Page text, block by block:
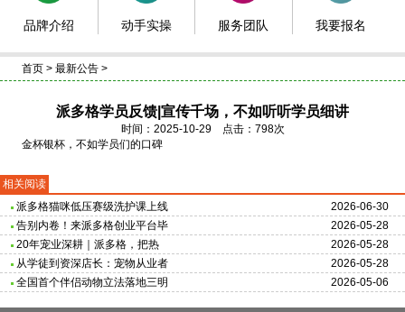
品牌介绍 动手实操 服务团队 我要报名
首页 > 最新公告 >
派多格学员反馈|宣传千场，不如听听学员细讲
时间：2025-10-29 点击：798次
金杯银杯，不如学员们的口碑
相关阅读
2026-06-30
派多格猫咪低压赛级洗护课上线
2026-05-28
告别内卷！来派多格创业平台毕
2026-05-28
20年宠业深耕｜派多格，把热
2026-05-28
从学徒到资深店长：宠物从业者
2026-05-06
全国首个伴侣动物立法落地三明